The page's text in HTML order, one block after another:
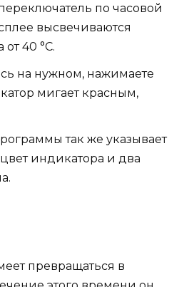
по часовой
высвечиваются
40 °С.
на нужном, нажимаете
мигает красным,
так же указывает
индикатора и два
превращаться в